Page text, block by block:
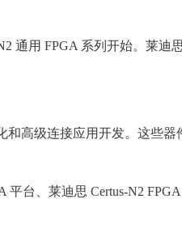
用 FPGA 系列开始。莱迪
高级连接应用开发。这些
台、莱迪思 Certus-N2